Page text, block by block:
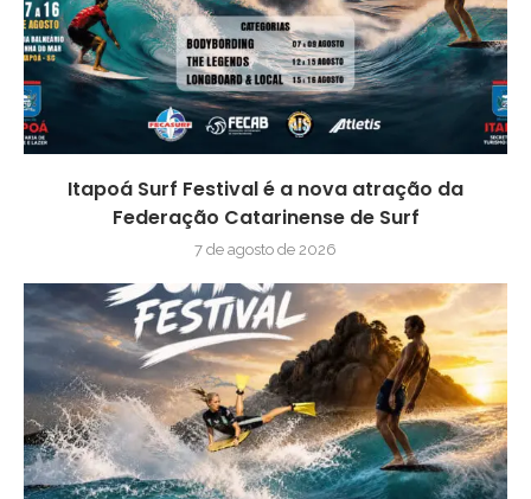
Itapoá Surf Festival é a nova atração da
Federação Catarinense de Surf
7 de agosto de 2026